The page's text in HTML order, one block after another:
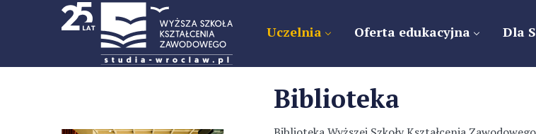
Uczelnia Oferta edukacyjna Dla
Biblioteka